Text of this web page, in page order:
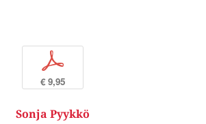
p
€ 9,95
Sonja Pyykkö